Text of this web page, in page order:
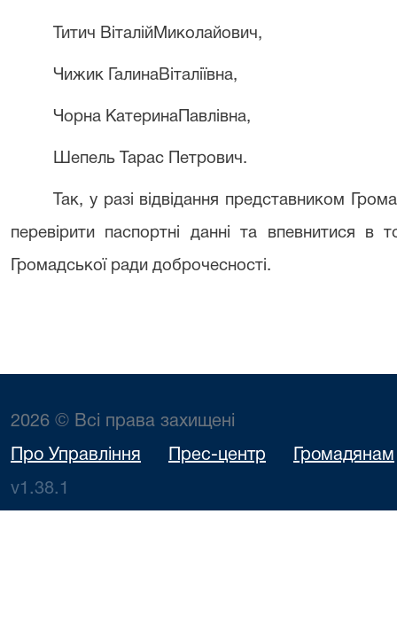
Титич ВіталійМиколайович,
Чижик ГалинаВіталіївна,
Чорна КатеринаПавлівна,
Шепель Тарас Петрович.
Так, у разі відвідання представником
перевірити паспортні данні та впевнитися
Громадської ради доброчесності.
2026 © Всі права захищені
Про Управління Прес-центр Громадянам
v1.38.1